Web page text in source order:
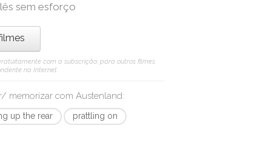
sem esforço
com a subscrição; para outros filmes
na Internet.
memorizar comAustenland:
up the rear
prattling on